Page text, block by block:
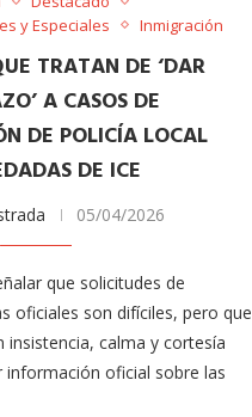
y Especiales
Inmigración
TRATAN DE ‘DAR
A CASOS DE
DE POLICÍA LOCAL
DE ICE
05/04/2026
que solicitudes de
oficiales son difíciles, pero que
insistencia, calma y cortesía
información oficial sobre las
del Latin Grammy 2024